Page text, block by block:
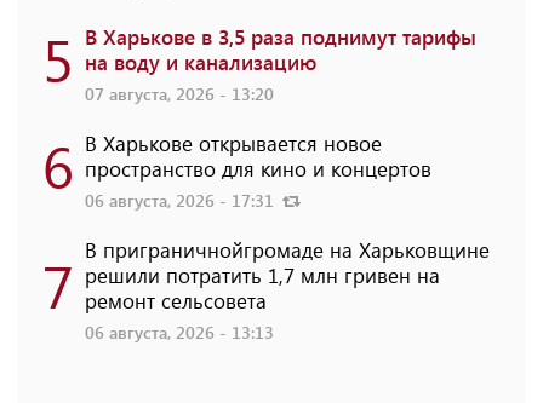
5 В Харькове в 3,5 раза поднимут тарифы
на воду и канализацию
07 августа, 2026 - 13:20
6 В Харькове открывается новое
пространство для кино и концертов
06 августа, 2026 - 17:31
7 В приграничнойгромаде на Харьковщине
решили потратить 1,7 млн ​​гривен на
ремонт сельсовета
06 августа, 2026 - 13:13